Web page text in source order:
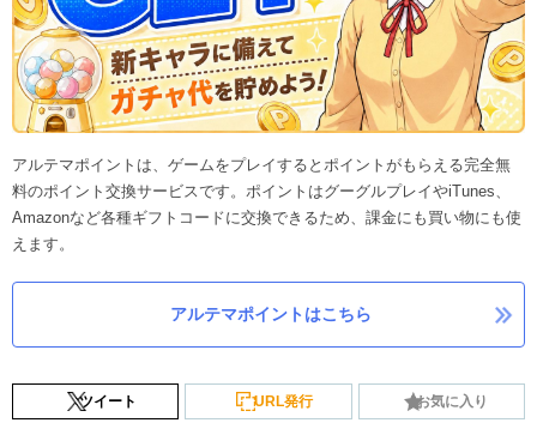
アルテマポイントは、ゲームをプレイするとポイントがもらえる完全無
料のポイント交換サービスです。ポイントはグーグルプレイやiTunes、
Amazonなど各種ギフトコードに交換できるため、課金にも買い物にも使
えます。
アルテマポイントはこちら
ツイート URL発行 お気に入り